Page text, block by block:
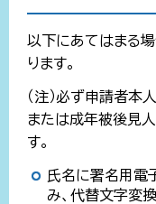
以下にあてはまる
ります。
（注）必ず申請者
または成年被後見
す。
氏名に署名用電
み、代替文字変